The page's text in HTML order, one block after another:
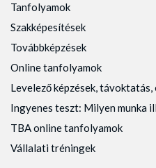
Tanfolyamok
Szakképesítések
Továbbképzések
Online tanfolyamok
Levelező képzések,
Ingyenes teszt: Milyen munka
TBA online tanfolyamok
Vállalati tréningek